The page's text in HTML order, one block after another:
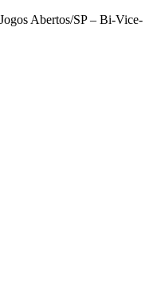
Abertos/SP – Bi-Vice-